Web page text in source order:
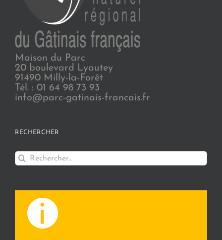
Maison du Parc
20 boulevard Lyautey
91490 Milly-la-Forêt
Tél. : 01 64 98 73 93
info@parc-gatinais-francais.fr
RECHERCHER
Rechercher: